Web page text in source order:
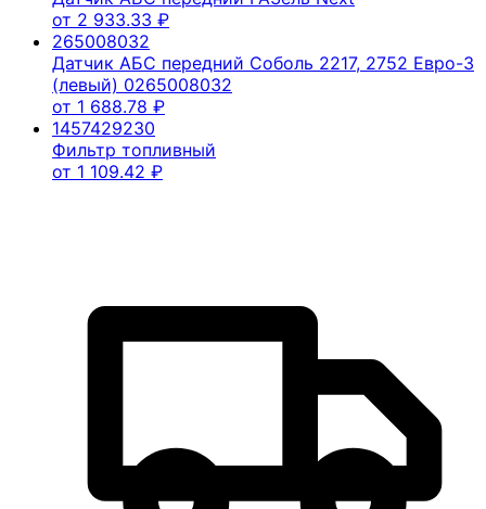
от 2 933.33 ₽
265008032
Датчик АБС передний Соболь 2217, 2752 Евро-3
(левый) 0265008032
от 1 688.78 ₽
1457429230
Фильтр топливный
от 1 109.42 ₽